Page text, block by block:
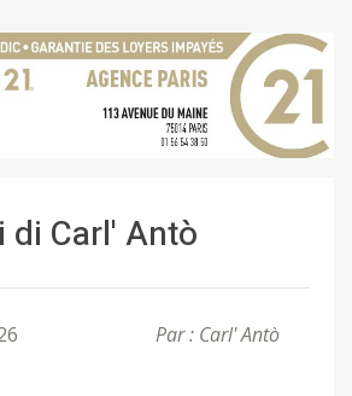
di Carl' Antò
Par : Carl' Antò